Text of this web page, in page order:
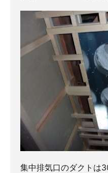
集中排気口のダクトは